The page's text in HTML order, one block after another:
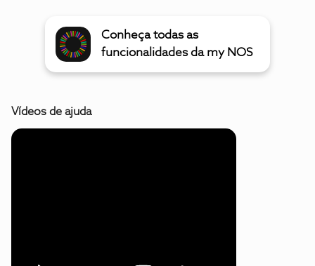
Conheça todas as
funcionalidades da my NOS
Vídeos de ajuda